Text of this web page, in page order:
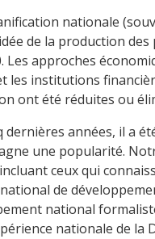
nationale
de la production
Les approches
les institutions
ont été réduites ou
dernières années, il a
une popularité.
ceux qui
de
national
nationale de la